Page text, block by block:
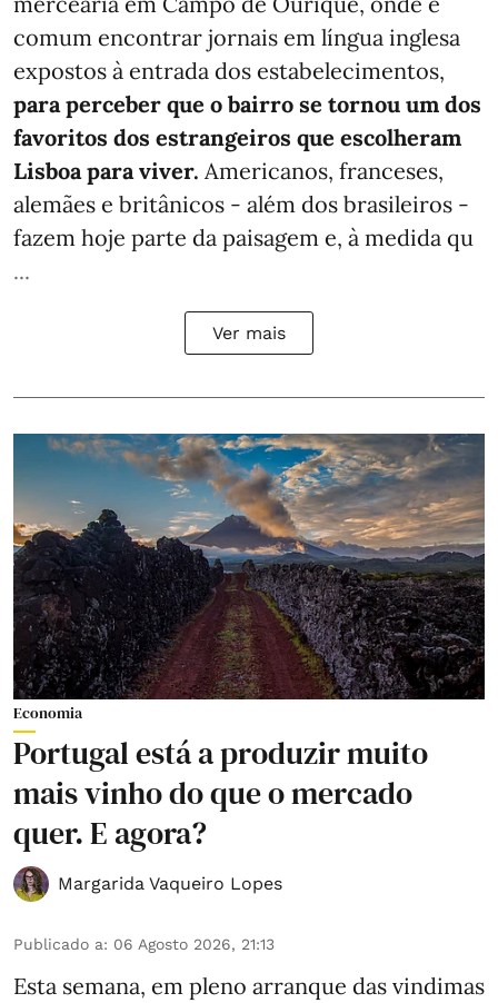
comum encontrar jornais em língua inglesa
expostos à entrada dos estabelecimentos,
para perceber que o bairro se tornou um dos
favoritos dos estrangeiros que escolheram
Lisboa para viver. Americanos, franceses,
alemães e britânicos - além dos brasileiros -
fazem hoje parte da paisagem e, à medida qu
...
Ver mais
Economia
Portugal está a produzir muito
mais vinho do que o mercado
quer. E agora?
Margarida Vaqueiro Lopes
Publicado a: 06 Agosto 2026, 21:13
Esta semana, em pleno arranque das vindimas